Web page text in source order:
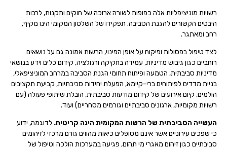
רשויות מוניציפליות אלה כפופות לשורה ארוכה של חוקים ותקנות, לרבות
היבטים הקשורים להגנת הסביבה. תפקידו של השלטון המקומי הינו מקיף,
רחב ומאתגר.
לצד טיפול בפסולות ופיקוח על אופן הפינוי, הרשות אמונה גם על נושאים
רוחביים כגון גיבוש מדיניות, עמידה בחקיקה ורגולציה, קידום כלים וידע בנושאי
מדיניות סביבתית, הטמעה ופיתוח תחומי הגנת הסביבה במרחב המוניציפאלי,
בניית מדדים לפיתוחים ברי-קיימא, הפעלת יחידות סביבתיות, קביעת תקציבים
הולמים, קיום אירועים של קידום מודעות סביבתית, הובלת שיתופי פעולה (עם
רשויות מקומיות, ארגונים סביבתיים וגורמים מסחריים) ועוד.
העשייה הסביבתית של הרשות המקומית הינה קריטית. לדוגמה, ידוע
כי שפכים עירוניים אשר אינם מטופלים כיאות מהווים גורם מרכזי לזיהומים
סביבתיים כגון זיהום מאגרי מי תהום, פגיעה במערכות הולכה וטיפול של